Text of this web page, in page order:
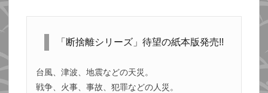
「断捨離シリーズ」待望の紙本版発売!!
台風、津波、地震などの天災。
戦争、火事、事故、犯罪などの人災。